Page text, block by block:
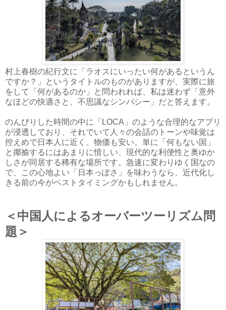
村上春樹の紀行文に「ラオスにいったい何があるというん
ですか？」というタイトルのものがありますが、実際に旅
をして「何があるのか」と問われれば、私は迷わず「意外
なほどの快適さと、不思議なシンパシー」だと答えます。
のんびりした時間の中に「LOCA」のような合理的なアプリ
が浸透しており、それでいて人々の会話のトーンや味覚は
控えめで日本人に近く、物価も安い。単に「何もない国」
と揶揄するにはあまりに惜しい、現代的な利便性と奥ゆか
しさが同居する稀有な場所です。急速に変わりゆく国なの
で、この心地よい「日本っぽさ」を味わうなら、近代化し
きる前の今がベストタイミングかもしれません。
＜中国人によるオーバーツーリズム問
題 ＞